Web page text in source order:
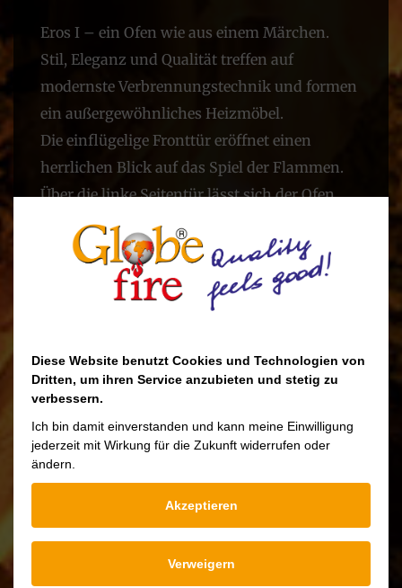
Eros I – ein Ofen wie aus einem Märchen.
Stil, Eleganz und Qualität treffen auf
modernste Verbrennungstechnik und formen
ein außergewöhnliches Heizmöbel.
Die einflügelige Fronttür eröffnet einen
herrlichen Blick auf das Spiel der Flammen.
Über die linke Seitentür lässt sich der Ofen
bequem mit bis zu 33 cm langen
Scheithölzern bestücken.
Als Zubehör bieten wir polierte Chromkugel
für die Topplatte an, die das Gesamtbild
Alternativ auch als Eros II mit zweiflügeliger
Front- und rechter Seitentür erhältlich.
Downloads
Eros I Bedienungsanleitung
Eros I Technisches Datenblatt
Diese Website benutzt Cookies und Technologien von
Dritten, um ihren Service anzubieten und stetig zu
verbessern.
Ich bin damit einverstanden und kann meine Einwilligung
jederzeit mit Wirkung für die Zukunft widerrufen oder
ändern.
Akzeptieren
Verweigern